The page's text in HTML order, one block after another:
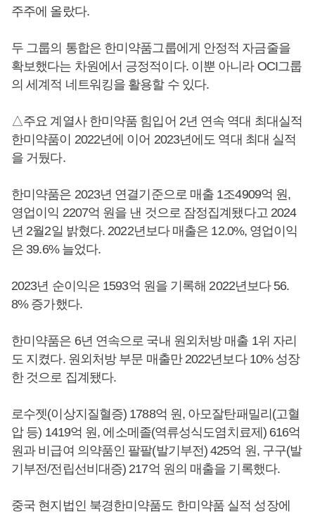
주주에 올랐다.
두 그룹의 통합은 한미약품그룹에게 안정적 자금줄을
확보했다는 차원에서 긍정적이다. 이뿐 아니라 OCI그룹
의 세계적 네트워킹을 활용할 수 있다.
△주요 계열사 한미약품 힘입어 2년 연속 역대 최대실적
한미약품이 2022년에 이어 2023년에도 역대 최대 실적
을 거뒀다.
한미약품은 2023년 연결기준으로 매출 1조4909억 원,
영업이익 2207억 원을 낸 것으로 잠정집계됐다고 2024
년 2월2일 밝혔다. 2022년보다 매출은 12.0%, 영업이익
은 39.6% 늘었다.
2023년 순이익은 1593억 원을 기록해 2022년보다 56.
8% 증가했다.
한미약품은 6년 연속으로 국내 원외처방 매출 1위 자리
도 지켰다. 원외처방 부문 매출만 2022년보다 10% 성장
한 것으로 집계됐다.
로수젯(이상지질혈증) 1788억 원, 아모잘탄패밀리(고혈
압 등) 1419억 원, 에소메졸(역류성식도염치료제) 616억
원과 비급여 의약품인 팔팔(발기부전) 425억 원, 구구(발
기부전/전립선비대증) 217억 원의 매출을 기록했다.
중국 현지법인 북경한미약품도 한미약품 실적 성장에